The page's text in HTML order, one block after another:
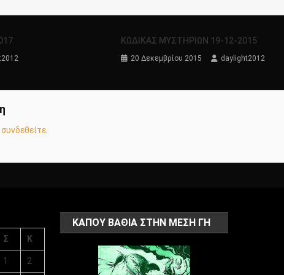
KΩΔΙΚΑΣ ΜΥΣΤΗΡΙΩΝ 19-12-2015
20 Δεκεμβρίου 2015 daylight2012
συνδεθείτε.
Σ Κ
1 2
ΚΑΠΟΥ ΒΑΘΙΑ ΣΤΗΝ ΜΕΣΗ ΓΗ